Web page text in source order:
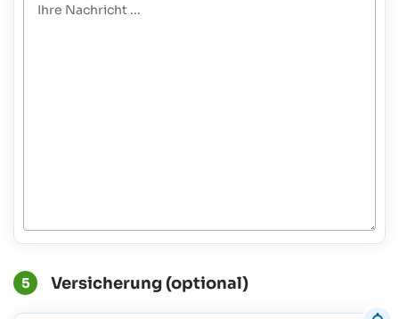
5 Versicherung (optional)